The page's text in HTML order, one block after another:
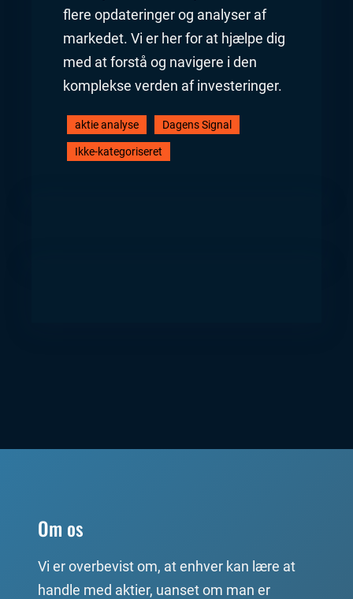
flere opdateringer og analyser af
markedet. Vi er her for at hjælpe dig
med at forstå og navigere i den
komplekse verden af investeringer.
aktie analyse Dagens Signal
Ikke-kategoriseret
Om os
Vi er overbevist om, at enhver kan lære at
handle med aktier, uanset om man er